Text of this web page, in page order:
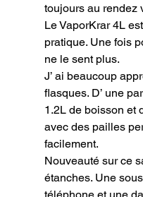
toujours au rendez
Le VaporKrar 4L
pratique. Une fois
ne le sent plus.
J’ ai beaucoup
flasques. D’ une
1.2L de boisson et
avec des pailles
facilement.
Nouveauté sur ce
étanches. Une
téléphone et une